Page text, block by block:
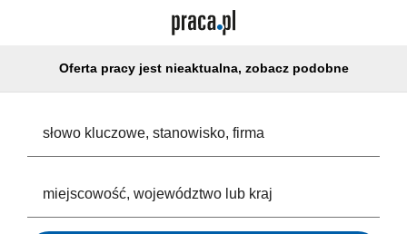
Oferta pracy jest nieaktualna, zobacz podobne